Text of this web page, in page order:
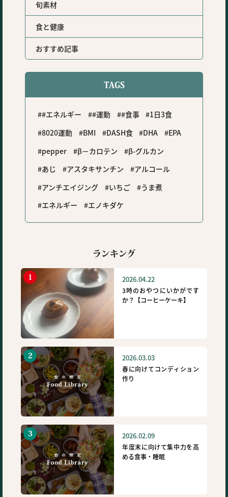
旬素材
食と健康
おすすめ記事
TAGS
#エネルギー #運動 #食事
1日3食
8020運動
BMI DASH食 DHA
EPA
pepper
β－カロテン
β-グルカン
あじ
アスタキサンチン
アルコール
アンチエイジング
いちご
うま煮
エネルギー
エノキダケ
ランキング
2026.04.22
3時のおやつにいかがです
か？【コーヒーケーキ】
2026.03.03
春に向けてコンディション
作り
2026.02.09
年度末に向けて集中力を高
める食事・睡眠